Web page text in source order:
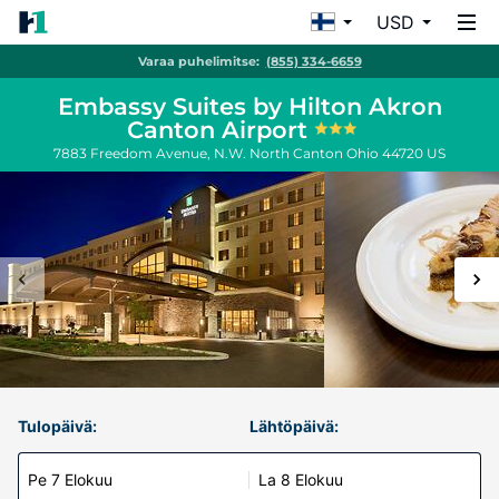
USD
Varaa puhelimitse: (855) 334-6659
Embassy Suites by Hilton Akron
Canton Airport
7883 Freedom Avenue, N.W. North Canton Ohio 44720 US
Tulopäivä:
Pe 7 Elokuu
Lähtöpäivä:
La 8 Elokuu